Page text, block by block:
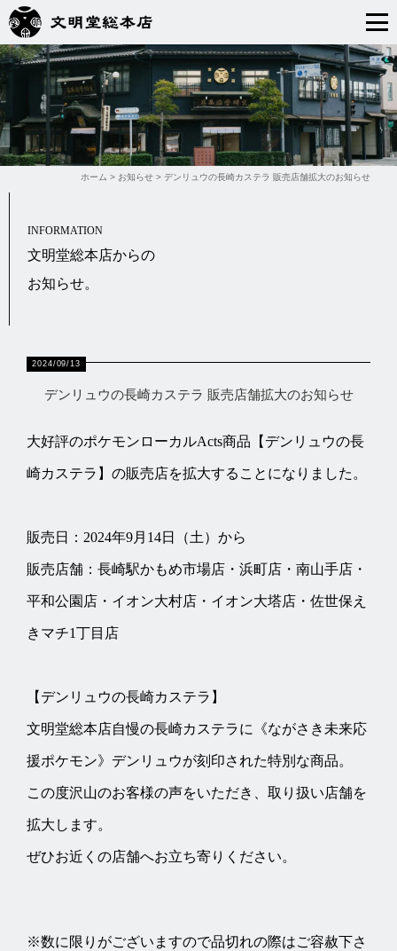
ホーム > お知らせ > デンリュウの長崎カステラ 販売店舗拡大のお知らせ
INFORMATION
文明堂総本店からの
お知らせ。
2024/09/13
デンリュウの長崎カステラ 販売店舗拡大のお知らせ
大好評のポケモンローカルActs商品【デンリュウの長
崎カステラ】の販売店を拡大することになりました。
販売日：2024年9月14日（土）から
販売店舗：長崎駅かもめ市場店・浜町店・南山手店・
平和公園店・イオン大村店・イオン大塔店・佐世保え
きマチ1丁目店
【デンリュウの長崎カステラ】
文明堂総本店自慢の長崎カステラに《ながさき未来応
援ポケモン》デンリュウが刻印された特別な商品。
この度沢山のお客様の声をいただき、取り扱い店舗を
拡大します。
ぜひお近くの店舗へお立ち寄りください。
※数に限りがございますので品切れの際はご容赦下さ